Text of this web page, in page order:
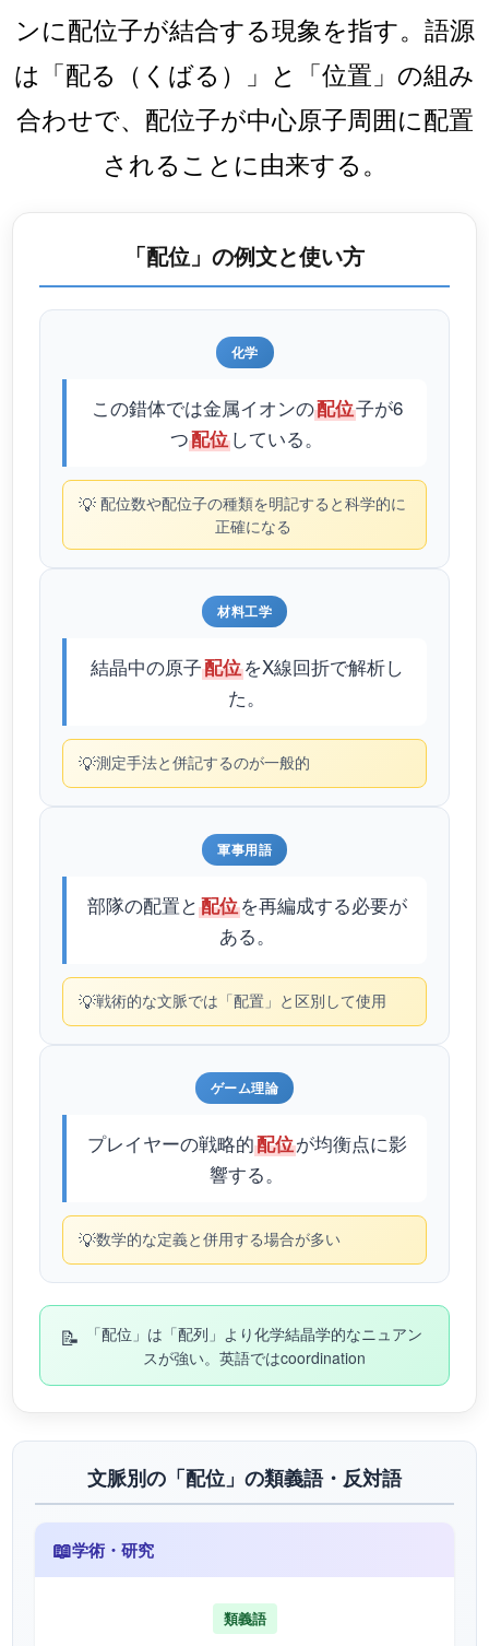
ンに配位子が結合する現象を指す。語源
は「配る（くばる）」と「位置」の組み
合わせで、配位子が中心原子周囲に配置
されることに由来する。
「配位」の例文と使い方
化学
この錯体では金属イオンの配位子が6
つ配位 している。
💡 配位数や配位子の種類を明記すると科学的に
正確になる
材料工学
結晶中の原子配位をX線回折で解析し
た。
💡測定手法と併記するのが一般的
軍事用語
部隊の配置と配位を再編成する必要が
ある。
💡戦術的な文脈では「配置」と区別して使用
ゲーム理論
プレイヤーの戦略的配位が均衡点に影
響する。
💡数学的な定義と併用する場合が多い
📝
「配位」は「配列」より化学結晶学的なニュアン
スが強い。英語ではcoordination
文脈別の「配位」の類義語・反対語
📖学術・研究
類義語